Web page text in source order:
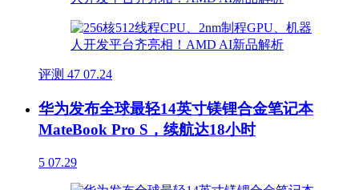
评测 47 07.24
华为发布全球最轻14英寸镁锂合金笔记本
MateBook Pro S，续航达18小时
5 07.29